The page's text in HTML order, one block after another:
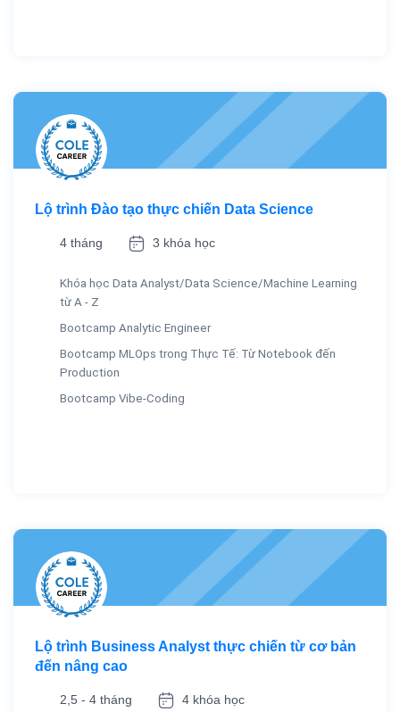
Lộ trình Đào tạo thực chiến Data Science
4 tháng 3 khóa học
Khóa học Data Analyst/Data Science/Machine Learning
từ A - Z
Bootcamp Analytic Engineer
Bootcamp MLOps trong Thực Tế: Từ Notebook đến
Production
Bootcamp Vibe-Coding
Lộ trình Business Analyst thực chiến từ cơ bản
đến nâng cao
2,5 - 4 tháng 4 khóa học